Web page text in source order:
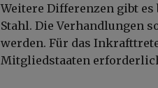
Weitere Differenzen gibt
Stahl. Die Verhandlungen
werden. Für das
Mitgliedstaaten